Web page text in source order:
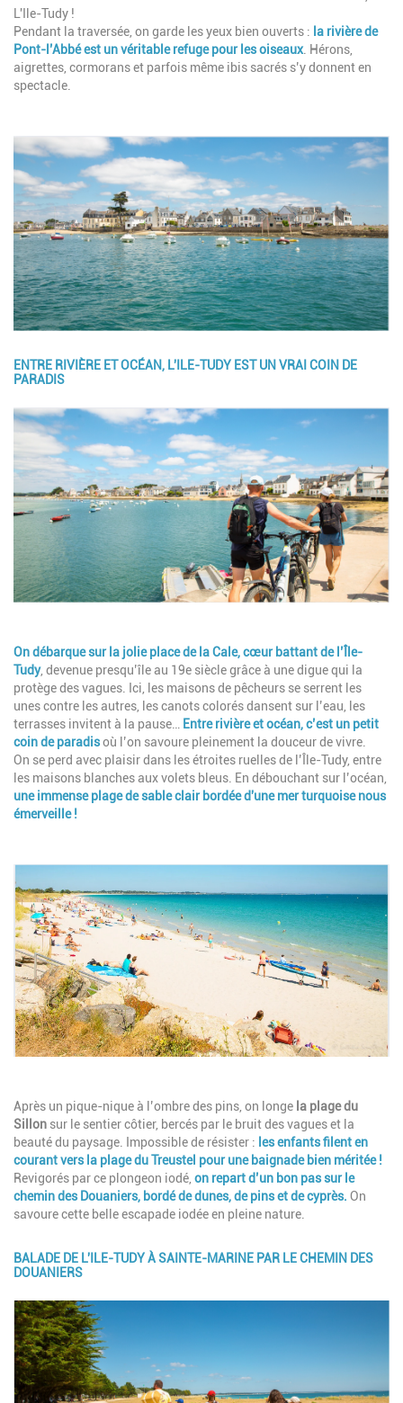
L'Ile-Tudy !
Pendant la traversée, on garde les yeux bien ouverts : la rivière de
Pont-l’Abbé est un véritable refuge pour les oiseaux. Hérons,
aigrettes, cormorans et parfois même ibis sacrés s’y donnent en
spectacle.
Image
ENTRE RIVIÈRE ET OCÉAN, L'ILE-TUDY EST UN VRAI COIN DE
PARADIS
Image
Description
On débarque sur la jolieplace de la Cale, cœur battant de l’Île-
Tudy, devenue presqu’île au 19e siècle grâce à une digue qui la
protège des vagues. Ici, les maisons de pêcheurs se serrent les
unes contre les autres, les canots colorés dansent sur l’eau, les
terrasses invitent à la pause…
Entrerivière et océan, c’est un petit
coin de paradisoù l’on savoure pleinement la douceur de vivre.
On se perd avec plaisir dans les étroites ruelles de l’Île-Tudy, entre
les maisons blanches aux volets bleus. En débouchant sur l’océan,
une immense plage de sable clair bordée d'une mer turquoise nous
émerveille !
Description
Après un pique-nique à l’ombre des pins, on longe la plage du
Sillon sur le sentier côtier, bercés par le bruit des vagues et la
beauté du paysage. Impossible de résister : les enfants filent en
courant vers la plage du Treustel pour une baignade bien méritée !
Revigorés par ce plongeon iodé, on repart d’un bon pas sur le
chemin des Douaniers, bordé de dunes, de pins et de cyprès. On
savoure cette belle escapade iodée en pleine nature.
BALADE DE L'ILE-TUDY À SAINTE-MARINE PAR LE CHEMIN DES
DOUANIERS
Image